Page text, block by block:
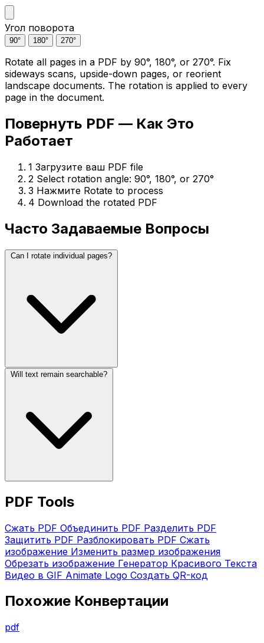
Угол поворота
90° 180° 270°
Rotate all pages in a PDF by 90°, 180°, or 270°. Fix
sideways scans, upside-down pages, or reorient
landscape documents. The rotation is applied to every
page in the document.
Повернуть PDF — Как Это
Работает
1 Загрузите ваш PDF file
2 Select rotation angle: 90°, 180°, or 270°
3 Нажмите Rotate to process
4 Download the rotated PDF
Часто Задаваемые Вопросы
Can I rotate individual pages?
Will text remain searchable?
PDF Tools
Сжать PDF Объединить PDF Разделить PDF
Защитить PDF Разблокировать PDF Сжать
изображение Изменить размер изображения
Обрезать изображение Генератор Красивого Текста
Видео в GIF Animate Logo Создать QR-код
Похожие Конвертации
pdf